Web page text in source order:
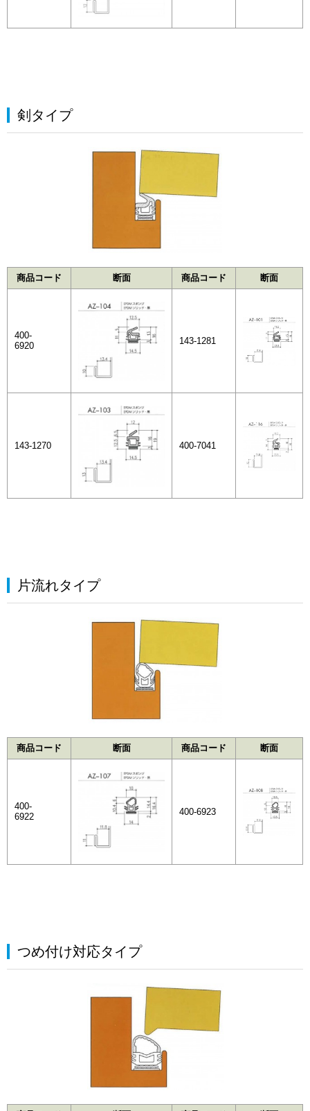
剣タイプ
商品コード 断面 商品コード 断面
400-
6920
143-1281
143-1270 400-7041
片流れタイプ
商品コード 断面 商品コード 断面
400-
6922
400-6923
つめ付け対応タイプ